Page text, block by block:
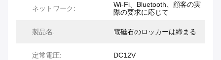
ネットワーク:
Wi-Fi、Bluetooth、顧客の実
際の要求に応じて
製品名: 電磁石のロッカーは締まる
定常電圧: DC12V